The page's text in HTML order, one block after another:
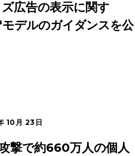
広告の表示に関す
デルのガイダンスを公
10月 23日
で約660万人の個人